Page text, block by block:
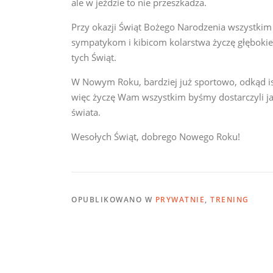
ale w jeździe to nie przeszkadza.
Przy okazji Świąt Bożego Narodzenia
sympatykom i kibicom kolarstwa życzę
tych Świąt.
W Nowym Roku, bardziej już sportowo, odkąd
więc życzę Wam wszystkim byśmy dostarczyli
świata.
Wesołych Świąt, dobrego Nowego Roku!
OPUBLIKOWANO W PRYWATNIE, TRENING